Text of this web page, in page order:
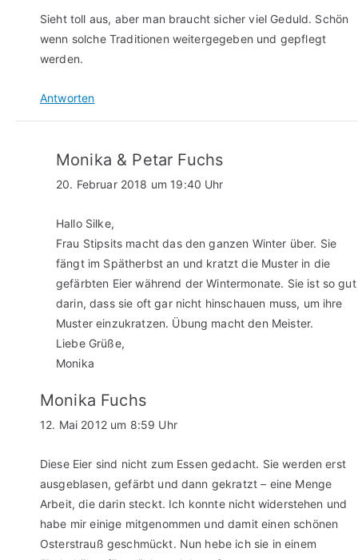
Sieht toll aus, aber man braucht sicher viel Geduld. Schön
wenn solche Traditionen weitergegeben und gepflegt
werden.
Antworten
Monika & Petar Fuchs
20. Februar 2018 um 19:40 Uhr
Hallo Silke,
Frau Stipsits macht das den ganzen Winter über. Sie
fängt im Spätherbst an und kratzt die Muster in die
gefärbten Eier während der Wintermonate. Sie ist so gut
darin, dass sie oft gar nicht hinschauen muss, um ihre
Muster einzukratzen. Übung macht den Meister.
Liebe Grüße,
Monika
Monika Fuchs
12. Mai 2012 um 8:59 Uhr
Diese Eier sind nicht zum Essen gedacht. Sie werden erst
ausgeblasen, gefärbt und dann gekratzt – eine Menge
Arbeit, die darin steckt. Ich konnte nicht widerstehen und
habe mir einige mitgenommen und damit einen schönen
Osterstrauß geschmückt. Nun hebe ich sie in einem